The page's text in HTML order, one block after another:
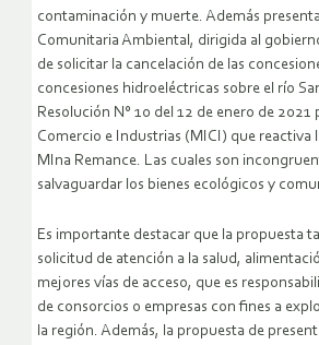
contaminación y muerte. Además
Comunitaria Ambiental, dirigida al
de solicitar la cancelación de las
concesiones hidroeléctricas sobre el río
Resolución N° 10 del 12 de enero de
Comercio e Industrias (MICI) que reactiva
MIna Remance. Las cuales son
salvaguardar los bienes ecológicos y
Es importante destacar que la propuesta
solicitud de atención a la salud,
mejores vías de acceso, que es
de consorcios o empresas con fines a
la región. Además, la propuesta de